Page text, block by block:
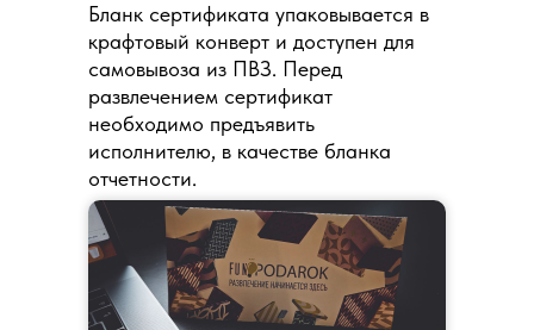
Бланк сертификата упаковывается в
крафтовый конверт и доступен для
самовывоза из ПВЗ. Перед
развлечением сертификат
необходимо предъявить
исполнителю, в качестве бланка
отчетности.